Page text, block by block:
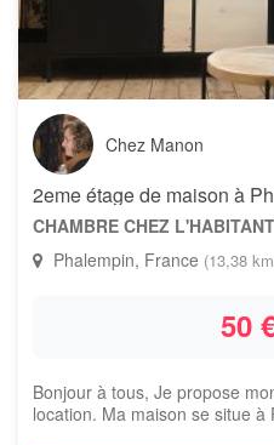
Chez Manon
2eme étage de maison à
CHAMBRE CHEZ L'HABITANT
Phalempin, France (13,38
50
Bonjour à tous, Je propose
location. Ma maison se situe à